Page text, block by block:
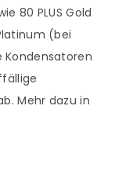
80 PLUS Gold
(bei
Kondensatoren
Mehr dazu in